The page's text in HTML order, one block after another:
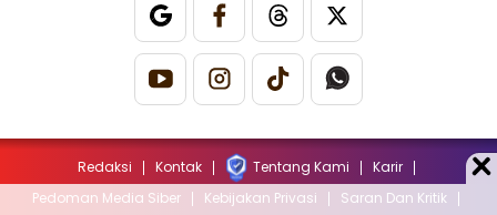
Redaksi Kontak Tentang Kami
Karir
Pedoman Media Siber
Kebijakan Privasi Saran Dan Kritik